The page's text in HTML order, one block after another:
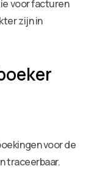
voor facturen
zijn in
voor de
traceerbaar.